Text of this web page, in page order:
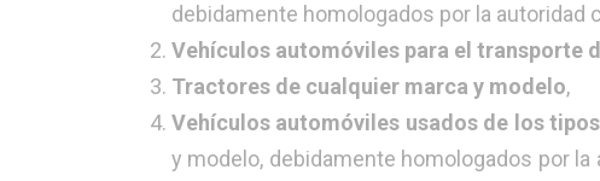
debidamente homologados por la
Vehículos automóviles para el transporte
Tractores de cualquier marca y modelo,
Vehículos automóviles usados de los tipos
y modelo, debidamente homologados por